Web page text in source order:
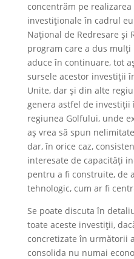
concentrăm pe
investiționale în cadrul
Național de Redresare și
program care a dus mulți
aduce în continuare, tot
sursele acestor investiții
Unite, dar și din alte
genera astfel de
regiunea Golfului, unde
aș vrea să spun
dar, în orice caz,
interesate de capacități
pentru a fi construite, de
tehnologic, cum ar fi
Se poate discuta în
toate aceste investiții,
concretizate în următorii
consolida nu numai